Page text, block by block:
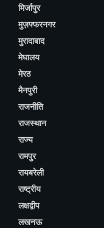
मिर्जापुर
मुज़फ्फरनगर
मुरादाबाद
मेघालय
मेरठ
मैनपुरी
राजनीति
राजस्थान
राज्य
रामपुर
रायबरेली
राष्ट्रीय
लक्षद्वीप
लखनऊ